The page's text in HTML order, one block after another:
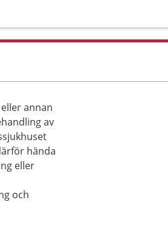
annan
av
hända
eller
och